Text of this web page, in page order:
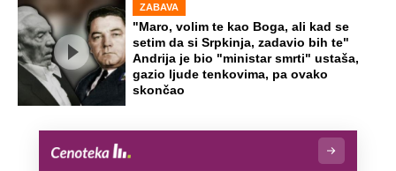
ZABAVA
"Maro, volim te kao Boga, ali kad se
setim da si Srpkinja, zadavio bih te"
Andrija je bio "ministar smrti" ustaša,
gazio ljude tenkovima, pa ovako
skončao